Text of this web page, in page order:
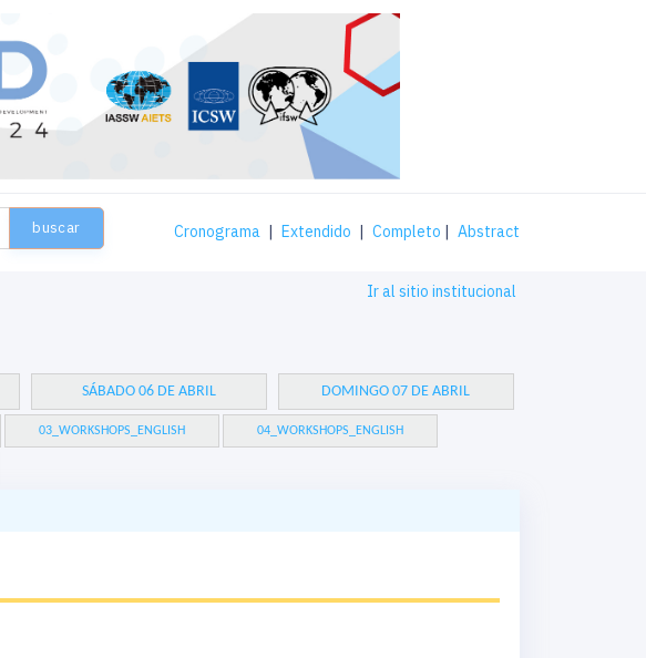
buscar Cronograma | Extendido | Completo | Abstract
Ir al sitio institucional
SÁBADO 06 DE ABRIL DOMINGO 07 DE ABRIL
03_WORKSHOPS_ENGLISH 04_WORKSHOPS_ENGLISH